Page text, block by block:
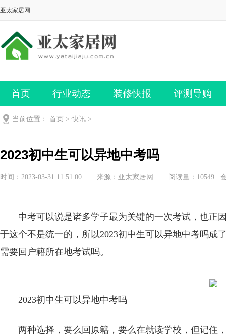
亚太家居网
首页 行业动态 装修快报 评测导购
当前位置： 首页 >快讯 >
2023初中生可以异地中考吗
时间：2023-03-31 11:51:00 来源：亚太家居网 阅读量：10549
中考可以说是诸多学子最为关键的一次考试，也正
于这个不是统一的，所以2023初中生可以异地中考吗成
需要回户籍所在地考试吗。
2023初中生可以异地中考吗
两种选择，要么回原籍，要么在就读学校，但记住